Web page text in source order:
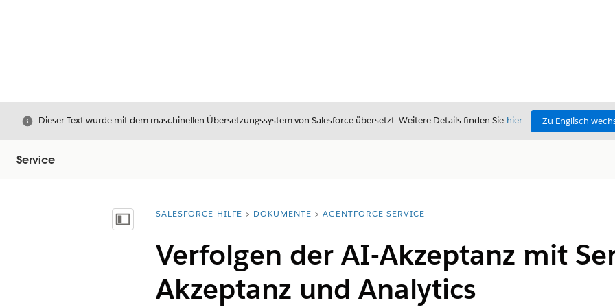
Schließen
Dieser Text wurde mit dem maschinellen Übersetzungssystem von Salesforce übersetzt. Weitere Details finden Sie hier. Zu Englisch
Service
Inhalt anzeigenSie befinden sich hier:
SALESFORCE-HILFE DOKUMENTE AGENTFORCE SERVICE
Verfolgen der AI-Akzeptanz mit
Akzeptanz und Analytics